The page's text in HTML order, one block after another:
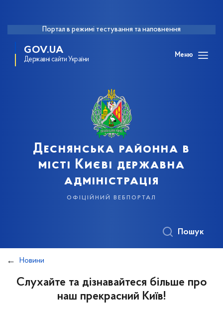
Портал в режимі тестування та наповнення
GOV.UA
Державні сайти України
Меню
Деснянська районна в
місті Києві державна
адміністрація
офіційний вебпортал
Пошук
Новини
Слухайте та дізнавайтеся більше про
наш прекрасний Київ!